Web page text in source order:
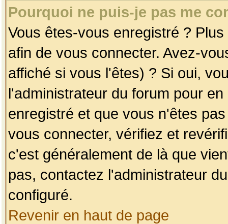
Pourquoi ne puis-je pas me
Vous êtes-vous enregistré ?
afin de vous connecter. Avez-
affiché si vous l'êtes) ? Si oui,
l'administrateur du forum pour
enregistré et que vous n'êtes
vous connecter, vérifiez et
c'est généralement de là que
pas, contactez l'administrateur
configuré.
Revenir en haut de page